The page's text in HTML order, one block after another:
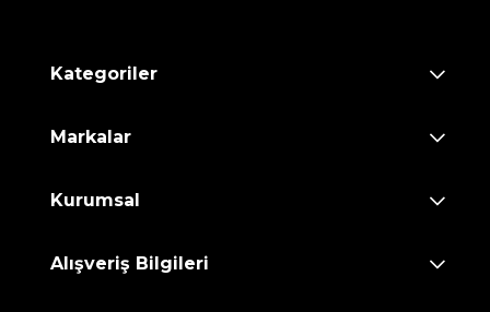
Kategoriler
Markalar
Kurumsal
Alışveriş Bilgileri